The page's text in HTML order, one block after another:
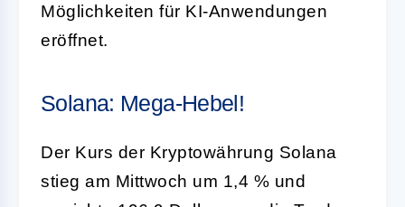
Möglichkeiten für KI-Anwendungen
eröffnet.
Solana: Mega-Hebel!
Der Kurs der Kryptowährung Solana
stieg am Mittwoch um 1,4 % und